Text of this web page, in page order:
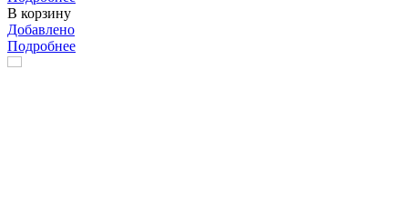
В корзину
Добавлено
Подробнее